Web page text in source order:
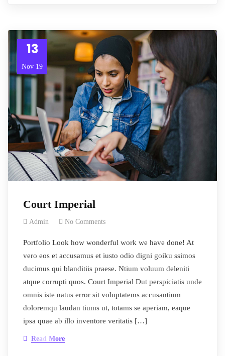
13
Nov 19
Court Imperial
Admin No Comments
Portfolio Look how wonderful work we have done! At
vero eos et accusamus et iusto odio digni goiku ssimos
ducimus qui blanditiis praese. Ntium voluum deleniti
atque corrupti quos. Court Imperial Dut perspiciatis unde
omnis iste natus error sit voluptatems accusantium
doloremqu laudan tiums ut, totams se aperiam, eaque
ipsa quae ab illo inventore veritatis […]
Read More